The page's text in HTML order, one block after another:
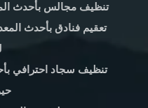
تنظيف مجالس بأحدث
تعقيم فنادق بأحدث
تنظيف سجاد احترافي